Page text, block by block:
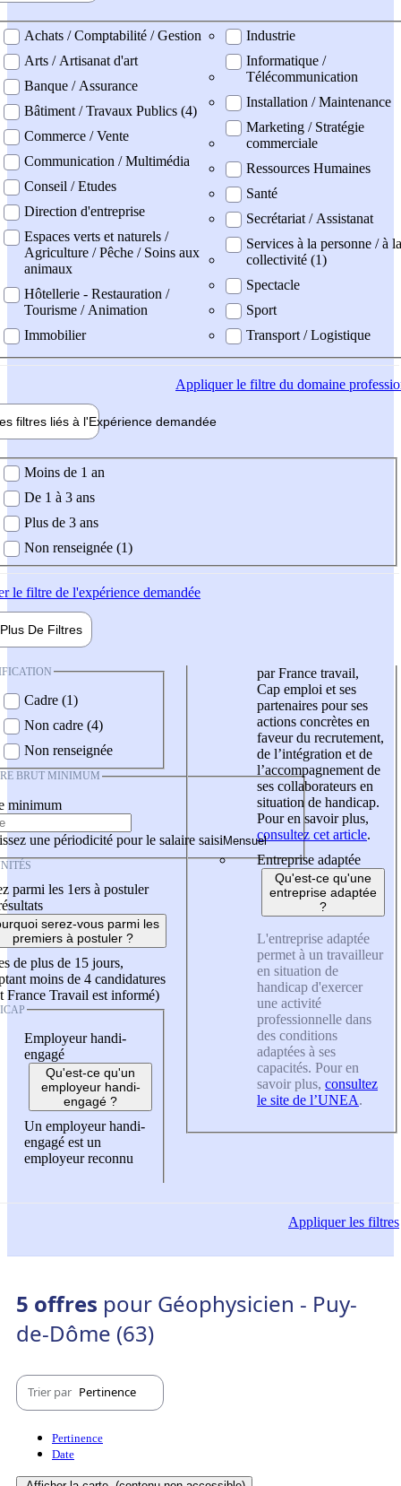
professionel
Achats / Comptabilité / Gestion
Arts / Artisanat d'art
Banque / Assurance
Bâtiment / Travaux Publics (4)
Commerce / Vente
Communication / Multimédia
Conseil / Etudes
Direction d'entreprise
Espaces verts et naturels /
Agriculture / Pêche / Soins aux
animaux
Hôtellerie - Restauration /
Tourisme / Animation
Immobilier
Industrie
Informatique /
Télécommunication
Installation / Maintenance
Marketing / Stratégie
commerciale
Ressources Humaines
Santé
Secrétariat / Assistanat
Services à la personne / à la
collectivité (1)
Spectacle
Sport
Transport / Logistique
Appliquerle filtre du domaine
filtres liés à l'Expérience demandée
demandée
Moins de 1 an
De 1 à 3 ans
Plus de 3 ans
Non renseignée (1)
le filtre de l'expérience demandée
Plus De Filtres
Cadre (1)
Non cadre (4)
Non renseignée
BRUT MINIMUM
minimum
une périodicité pour le salaire saisi
parmi les 1ers à postuler
serez-vous parmi les
premiers à postuler ?
de plus de 15 jours,
moins de 4 candidatures
France Travail est informé)
Employeur handi-
engagé
Qu'est-ce qu'un
employeur handi-
engagé ?
Un employeur handi-
engagé est un
employeur reconnu
par France travail,
Cap emploi et ses
partenaires pour ses
actions concrètes en
faveur du recrutement,
de l’intégration et de
l’accompagnement de
ses collaborateurs en
situation de handicap.
Pour en savoir plus,
consultez cet article.
Entreprise adaptée
Qu'est-ce qu'une
entreprise adaptée
?
L'entreprise adaptée
permet à un travailleur
en situation de
handicap d'exercer
une activité
professionnelle dans
des conditions
adaptées à ses
capacités. Pour en
savoir plus, consultez
le site de l’UNEA.
Appliquerles filtres
5 offres pour Géophysicien - Puy-
de-Dôme (63)
Trier par Pertinence
Pertinence
Date